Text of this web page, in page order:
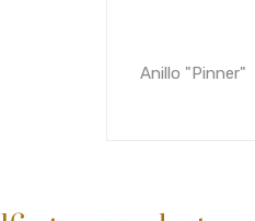
Anillo "Pinner"